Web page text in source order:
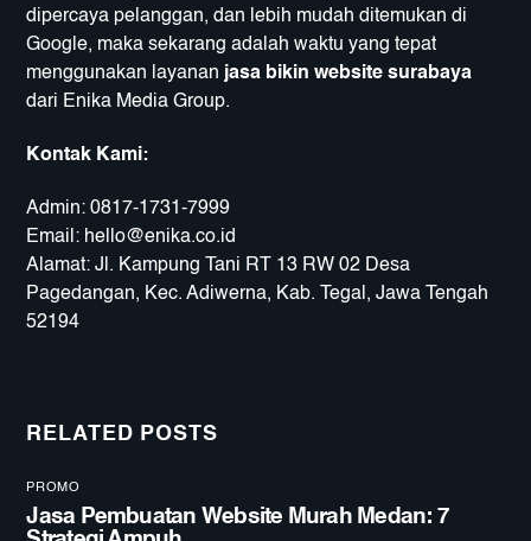
dipercaya pelanggan, dan lebih mudah ditemukan di
Google, maka sekarang adalah waktu yang tepat
menggunakan layanan jasa bikin website surabaya
dari Enika Media Group.
Kontak Kami:
Admin:0817-1731-7999
Email: hello@enika.co.id
Alamat: Jl. Kampung Tani RT 13 RW 02 Desa
Pagedangan, Kec. Adiwerna, Kab. Tegal, Jawa Tengah
52194
RELATED POSTS
PROMO
Jasa Pembuatan Website Murah Medan: 7